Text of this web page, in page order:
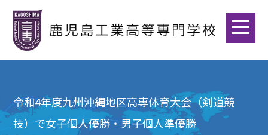
令和4年度九州沖縄地区高専体育大会（剣道競
技）で女子個人優勝・男子個人準優勝